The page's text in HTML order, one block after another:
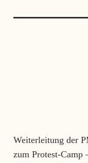
Weiterleitung der
zum Protest-Camp